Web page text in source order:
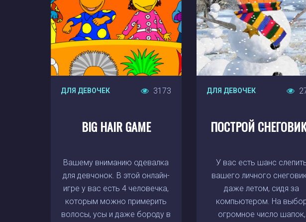
ДЛЯ ДЕВОЧЕК 3173
BIG HAIR GAME
Вашему вниманию одевалка
для девчонок. В этой онлайн-
игре у вас есть 4 человечка,
которым можно примерить
волосы, усы и даже бороду в
ДЛЯ ДЕВОЧЕК
ПОСТРОЙ
У вас есть шанс
вашего личного
даже летом, сидя за
компьютером. На
огромное число шапок,